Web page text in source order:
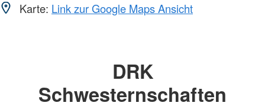
Karte: Link zur Google Maps Ansicht
DRK
Schwesternschaften